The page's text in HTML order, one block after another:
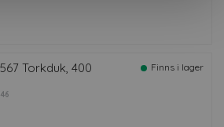
Torkduk, 400
Finns i lager